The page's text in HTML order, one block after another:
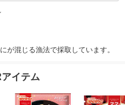
が混じる漁法で採取しています。
イテム